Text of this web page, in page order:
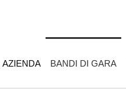
AZIENDA BANDI DI GARA